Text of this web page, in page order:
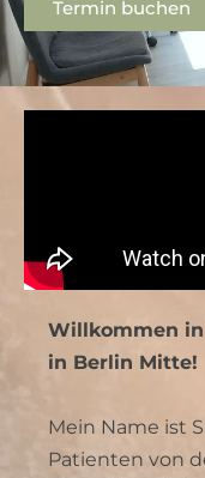
Termin buchen
Willkommen
in Berlin Mitte!
Mein Name ist
Patienten von